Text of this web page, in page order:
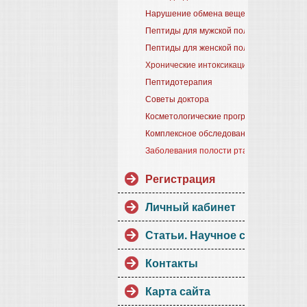
Нарушение обмена веществ
Пептиды для мужской половой системы
Пептиды для женской половой системы
Хронические интоксикации
Пептидотерапия
Советы доктора
Косметологические программы
Комплексное обследование
Заболевания полости рта
Регистрация
Личный кабинет
Статьи. Научное
Контакты
Карта сайта